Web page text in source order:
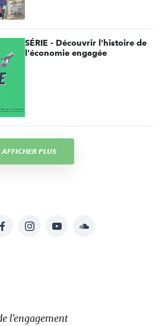
SÉRIE - Découvrir l'histoire de
l'économie engagée
AFFICHER PLUS
FacebookInstagramYouTubeSoundcloud
l'engagement